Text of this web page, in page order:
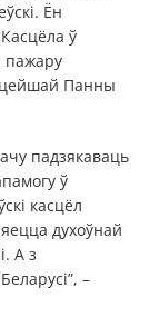
Ён
ў
пажару
Панны
падзякаваць
ў
касцёл
духоўнай
А з
–